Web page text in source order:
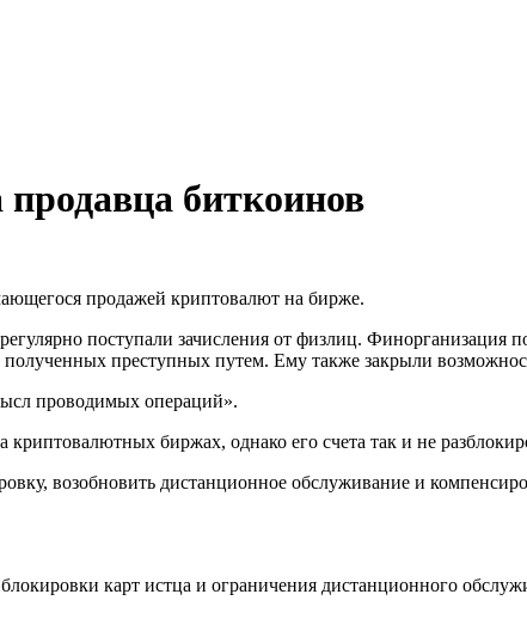
продавца биткоинов
продажей криптовалют на бирже.
поступали зачисления от физлиц. Финорганизация
преступных путем. Ему также закрыли
проводимых операций».
биржах, однако его счета так и не
возобновить дистанционное обслуживание и
карт истца и ограничения дистанционного